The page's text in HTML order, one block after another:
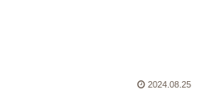
2024.08.25